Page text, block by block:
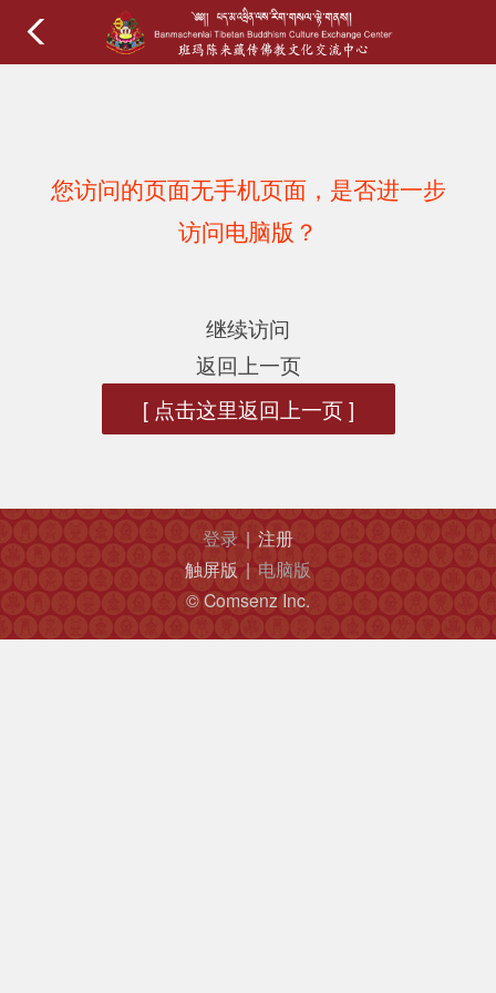
您访问的页面无手机页面，是否进一步
访问电脑版？
继续访问
返回上一页
[ 点击这里返回上一页 ]
登录|注册
触屏版|电脑版
© Comsenz Inc.